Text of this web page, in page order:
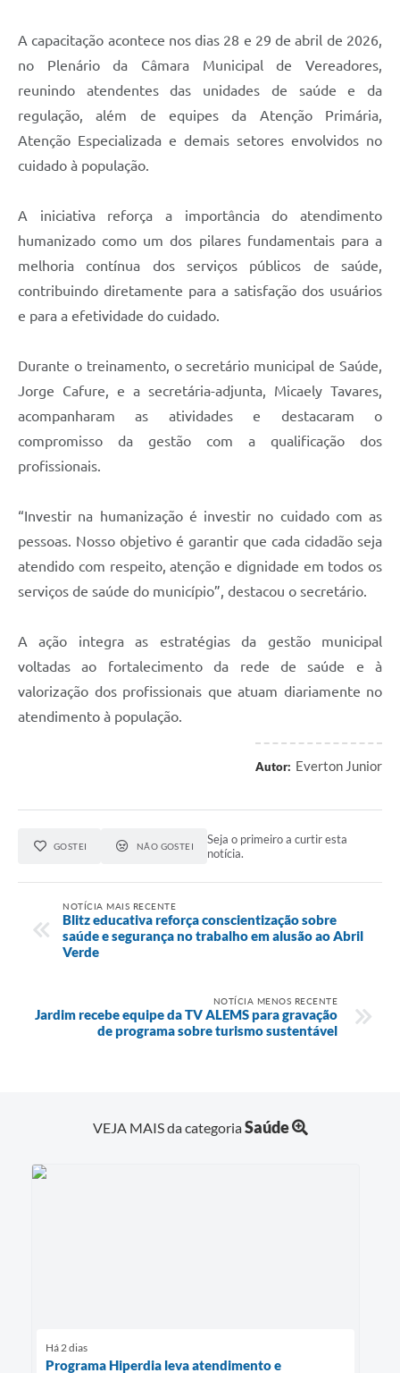
A capacitação acontece nos dias 28 e 29 de abril de 2026,
no Plenário da Câmara Municipal de Vereadores,
reunindo atendentes das unidades de saúde e da
regulação, além de equipes da Atenção Primária,
Atenção Especializada e demais setores envolvidos no
cuidado à população.
A iniciativa reforça a importância do atendimento
humanizado como um dos pilares fundamentais para a
melhoria contínua dos serviços públicos de saúde,
contribuindo diretamente para a satisfação dos usuários
e para a efetividade do cuidado.
Durante o treinamento, o secretário municipal de Saúde,
Jorge Cafure, e a secretária-adjunta, Micaely Tavares,
acompanharam as atividades e destacaram o
compromisso da gestão com a qualificação dos
profissionais.
“Investir na humanização é investir no cuidado com as
pessoas. Nosso objetivo é garantir que cada cidadão seja
atendido com respeito, atenção e dignidade em todos os
serviços de saúde do município”, destacou o secretário.
A ação integra as estratégias da gestão municipal
voltadas ao fortalecimento da rede de saúde e à
valorização dos profissionais que atuam diariamente no
atendimento à população.
Autor: Everton Junior
GOSTEI NÃO GOSTEI
Seja o primeiro a curtir esta
notícia.
NOTÍCIA MAIS RECENTE
Blitz educativa reforça conscientização sobre
saúde e segurança no trabalho em alusão ao Abril
Verde
NOTÍCIA MENOS RECENTE
Jardim recebe equipe da TV ALEMS para gravação
de programa sobre turismo sustentável
VEJA MAIS da categoriaSaúde
Há 2 dias
Programa Hiperdia leva atendimento e